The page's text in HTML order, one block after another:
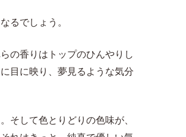
るでしょう。
の香りはトップのひんやりし
目に映り、夢見るような気分
して色とりどりの色味が、